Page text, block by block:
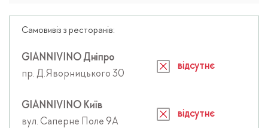
Самовивіз з ресторанів:
GIANNIVINO Дніпро
пр. Д.Яворницького 30
відсутнє
GIANNIVINO Київ
вул. Саперне Поле 9А
відсутнє